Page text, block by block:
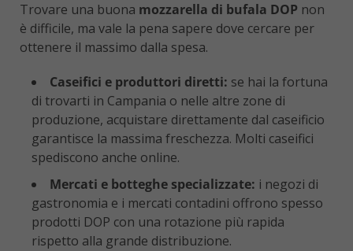
Trovare una buona mozzarella di bufala DOP non
è difficile, ma vale la pena sapere dove cercare per
ottenere il massimo dalla spesa.
Caseifici e produttori diretti: se hai la fortuna
di trovarti in Campania o nelle altre zone di
produzione, acquistare direttamente dal caseificio
garantisce la massima freschezza. Molti caseifici
spediscono anche online.
Mercati e botteghe specializzate: i negozi di
gastronomia e i mercati contadini offrono spesso
prodotti DOP con una rotazione più rapida
rispetto alla grande distribuzione.